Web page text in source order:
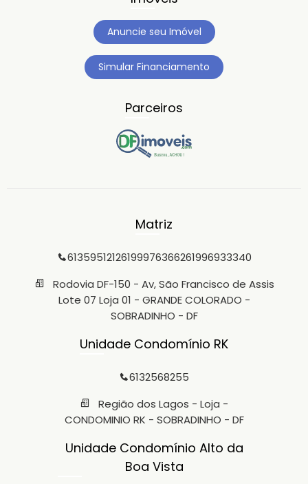
Anuncie seu Imóvel
Simular Financiamento
Parceiros
Matriz
61359512126199976366261996933340
Rodovia DF-150 - Av, São Francisco de Assis
Lote 07 Loja 01 - GRANDE COLORADO -
SOBRADINHO - DF
Unidade Condomínio RK
6132568255
Região dos Lagos - Loja -
CONDOMINIO RK - SOBRADINHO - DF
Unidade Condomínio Alto da
Boa Vista